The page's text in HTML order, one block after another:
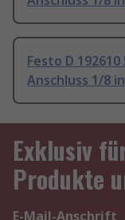
Festo D
Anschluss 1/8
Exklusiv
Produkte
E-Mail-Anschrift